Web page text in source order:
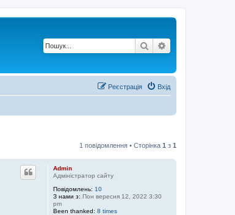
Пошук
Вхід
Реєстрація
1 повідомлення • Сторінка 1 з 1
Admin
Адміністратор сайту
Повідомлень: 10
З нами з: Пон вересня 12, 2022 3:30
pm
Been thanked: 8 times